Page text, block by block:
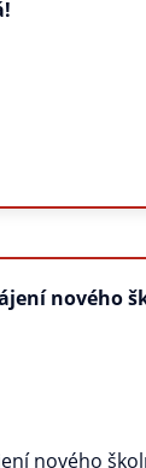
nového
nového